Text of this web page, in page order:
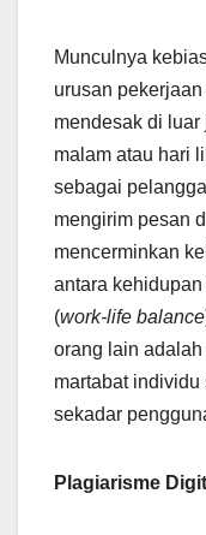
Munculnya
urusan
mendesak di
malam atau hari
sebagai
mengirim pesan
mencerminkan
antara
(work-life balance
orang lain
martabat
sekadar
Plagiarisme